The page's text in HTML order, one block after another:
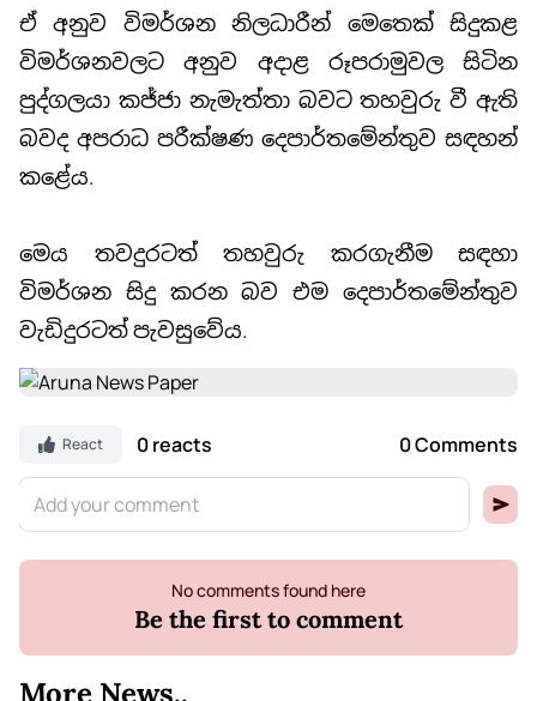
ඒ අනුව විමර්ශන නිලධාරීන් මෙතෙක් සිදුකළ
විමර්ශනවලට අනුව අදාළ රූපරාමුවල සිටින
පුද්ගලයා කජ්ජා නැමැත්තා බවට තහවුරු වී ඇති
බවද අපරාධ පරීක්ෂණ දෙපාර්තමේන්තුව සඳහන්
කළේය.
මෙය තවදුරටත් තහවුරු කරගැනීම සඳහා
විමර්ශන සිදු කරන බව එම දෙපාර්තමේන්තුව
වැඩිදුරටත් පැවසුවේය.
React 0 reacts 0 Comments
No comments found here
Be the first to comment
More News..